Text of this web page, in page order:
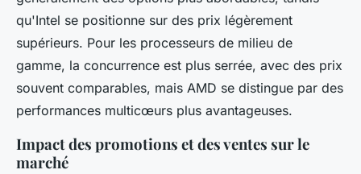
qu'Intel se positionne sur des prix légèrement
supérieurs. Pour les processeurs de milieu de
gamme, la concurrence est plus serrée, avec des prix
souvent comparables, mais AMD se distingue par des
performances multicœurs plus avantageuses.
Impact des promotions et des ventes sur le
marché